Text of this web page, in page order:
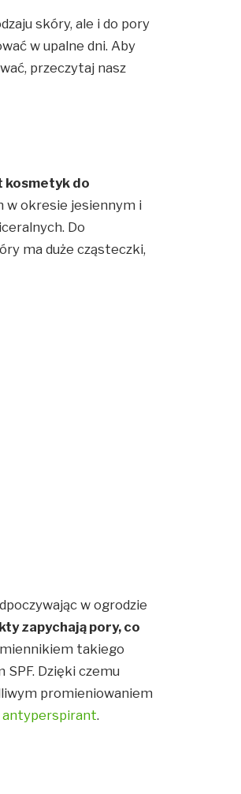
skóry, ale i do pory
w upalne dni. Aby
przeczytaj nasz
kosmetyk do
w okresie jesiennym i
Do
ma duże cząsteczki,
w ogrodzie
zapychają pory, co
takiego
Dzięki czemu
promieniowaniem
.